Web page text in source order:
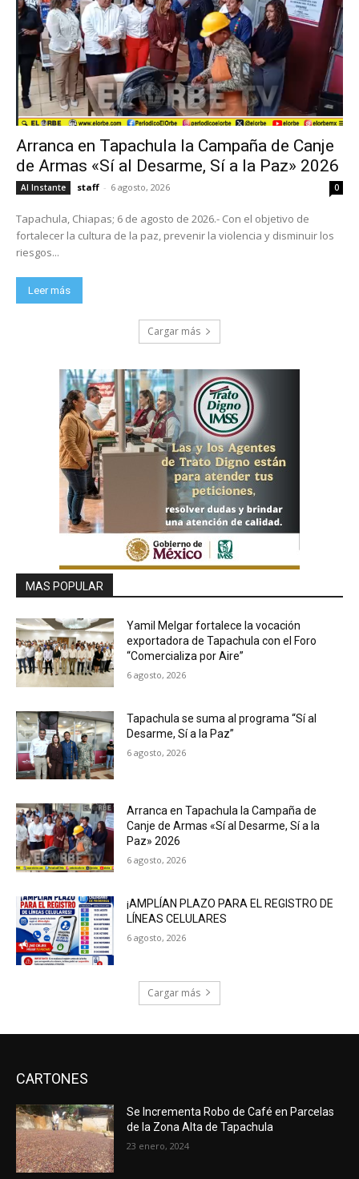
Arranca en Tapachula la Campaña de Canje
de Armas «Sí al Desarme, Sí a la Paz» 2026
Al Instante staff - 6 agosto, 2026 0
Tapachula, Chiapas; 6 de agosto de 2026.- Con el objetivo de
fortalecer la cultura de la paz, prevenir la violencia y disminuir los
riesgos...
Leer más
Cargar más
MAS POPULAR
Yamil Melgar fortalece la vocación
exportadora de Tapachula con el Foro
“Comercializa por Aire”
6 agosto, 2026
Tapachula se suma al programa “Sí al
Desarme, Sí a la Paz”
6 agosto, 2026
Arranca en Tapachula la Campaña de
Canje de Armas «Sí al Desarme, Sí a la
Paz» 2026
6 agosto, 2026
¡AMPLÍAN PLAZO PARA EL REGISTRO DE
LÍNEAS CELULARES
6 agosto, 2026
Cargar más
CARTONES
Se Incrementa Robo de Café en Parcelas
de la Zona Alta de Tapachula
23 enero, 2024